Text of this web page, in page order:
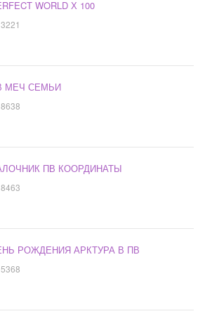
WORLD Х 100
3221
МЕЧ СЕМЬИ
8638
ПВ КООРДИНАТЫ
8463
РОЖДЕНИЯ АРКТУРА В ПВ
5368